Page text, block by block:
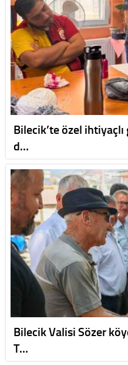
Bilecik’te özel
d…
Bilecik Valisi Sözer
T…